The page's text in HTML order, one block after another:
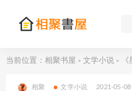
当前位置： 相聚书屋 > 文学小说 > 《
相聚 文学小说 2021-05-08